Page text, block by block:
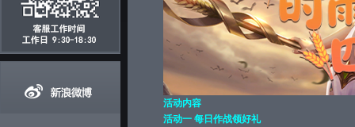
活动内容
活动一 每日作战领好礼